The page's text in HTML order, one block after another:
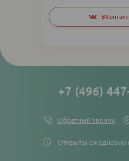
Social
networks
links
Открыты ежедневно
+7 (496)
Обратный звонок